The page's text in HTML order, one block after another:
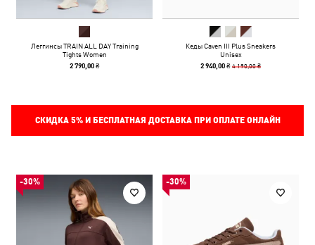
Леггинсы TRAIN ALL DAY Training
Tights Women
2 790,00 ₴
Кеды Caven III Plus Sneakers
Unisex
2 940,00 ₴4 190,00 ₴
СКИДКА 5%И БЕСПЛАТНАЯ ДОСТАВКА ПРИ ОПЛАТЕ ОНЛАЙН
-30% -30%